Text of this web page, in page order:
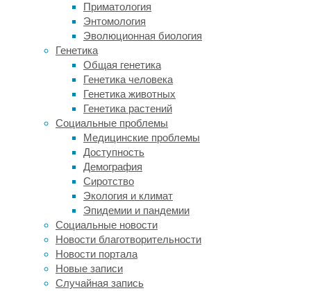
Приматология
Энтомология
Эволюционная биология
Генетика
Общая генетика
Генетика человека
Генетика животных
Генетика растений
Социальные проблемы
Медицинские проблемы
Доступность
Демография
Сиротство
Экология и климат
Эпидемии и пандемии
Социальные новости
Новости благотворительности
Новости портала
Новые записи
Случайная запись
других
приматов,
неясно:
ранние
исследования
показали,
что
дикие
верветки
могут
отслеживать
местоположение
по
крайней
мере
одного
сородича,
а
вот
самцы